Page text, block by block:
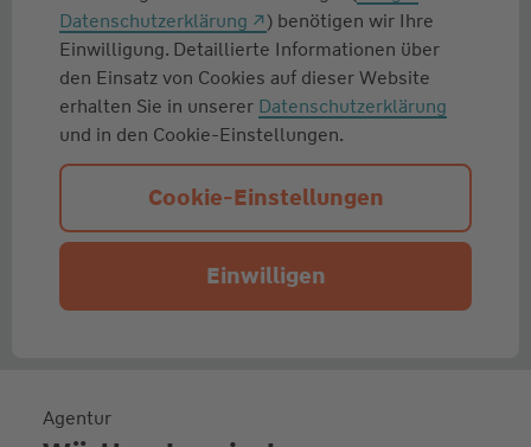
Datenschutzerklärung
) benötigen wir Ihre
Einwilligung. Detaillierte Informationen über
den Einsatz von Cookies auf dieser Website
erhalten Sie in unserer Datenschutzerklärung
und in den Cookie-Einstellungen.
Cookie-Einstellungen
Einwilligen
Agentur